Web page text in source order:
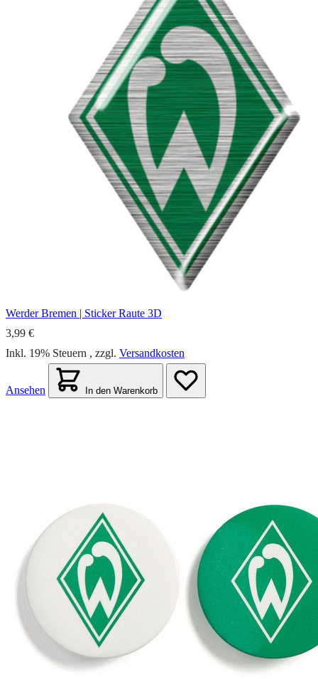
Werder Bremen | Sticker Raute 3D
3,99 €
Inkl. 19% Steuern , zzgl. Versandkosten
Ansehen In den Warenkorb